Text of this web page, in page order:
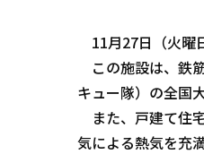
11月27日（火曜
この施設は、鉄
キュー隊）の全国
また、戸建て住
気による熱気を充